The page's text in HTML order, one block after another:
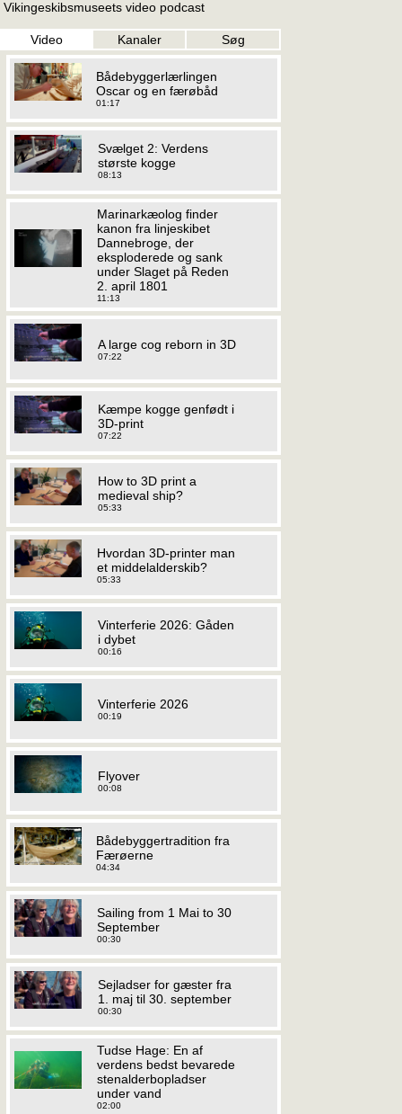
Vikingeskibsmuseets video podcast
Video Kanaler Søg
Bådebyggerlærlingen
Oscar og en færøbåd
01:17
Svælget 2: Verdens
største kogge
08:13
Marinarkæolog finder
kanon fra linjeskibet
Dannebroge, der
eksploderede og sank
under Slaget på Reden
2. april 1801
11:13
A large cog reborn in 3D
07:22
Kæmpe kogge genfødt i
3D-print
07:22
How to 3D print a
medieval ship?
05:33
Hvordan 3D-printer man
et middelalderskib?
05:33
Vinterferie 2026: Gåden
i dybet
00:16
Vinterferie 2026
00:19
Flyover
00:08
Bådebyggertradition fra
Færøerne
04:34
Sailing from 1 Mai to 30
September
00:30
Sejladser for gæster fra
1. maj til 30. september
00:30
Tudse Hage: En af
verdens bedst bevarede
stenalderbopladser
under vand
02:00